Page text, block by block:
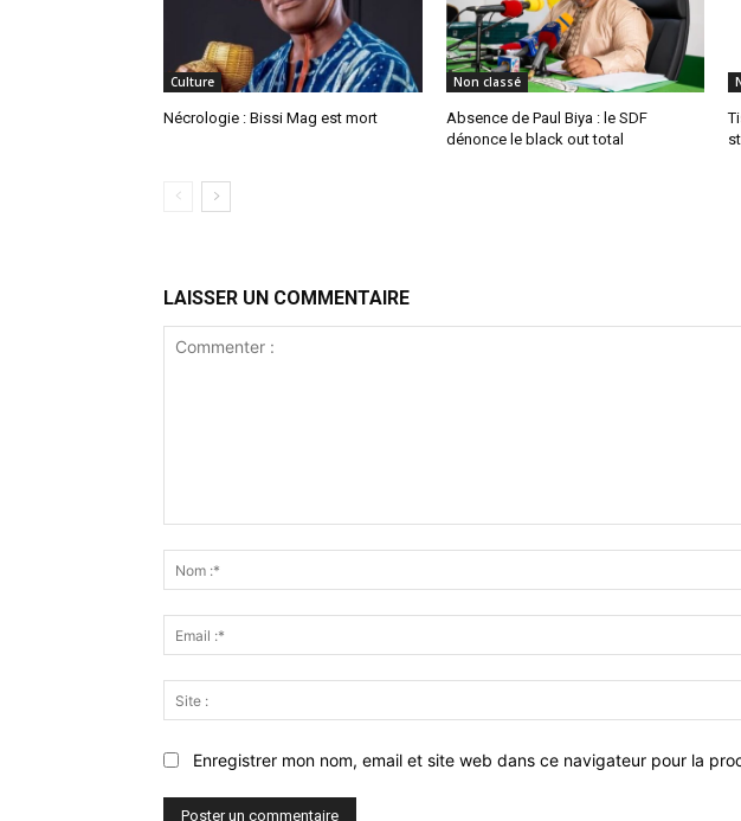
Culture
Nécrologie : Bissi Mag est mort
Non classé
Absence de Paul Biya : le SDF
dénonce le black out total
LAISSER UN COMMENTAIRE
Enregistrer mon nom, email et site web dans ce navigateur pour la